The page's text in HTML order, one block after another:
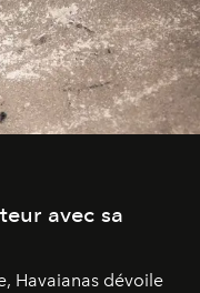
avec sa
Havaianas dévoile